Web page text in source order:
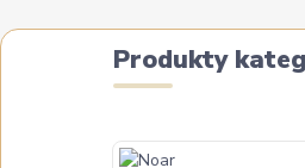
Produkty